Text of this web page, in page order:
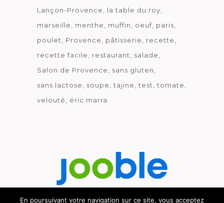
Lançon-Provence
la table du roy
marseille
menthe muffin oeuf paris
poulet
Provence pâtisserie
recette
recette facile
restaurant
salade
Salon de Provence
sans gluten
sans lactose
soupe tajine test tomate
velouté
éric marra
En poursuivant votre navigation sur ce site, vous acceptez